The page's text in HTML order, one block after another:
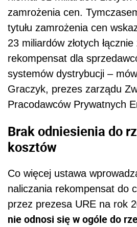
zamrożenia cen.
tytułu zamrożenia cen
23 miliardów złotych łącznie
rekompensat dla
systemów dystrybucji –
Graczyk, prezes zarządu
Pracodawców Prywatnych
Brak odniesienia do
kosztów
Co więcej ustawa
naliczania rekompensat do
przez prezesa URE na rok
nie odnosi się w ogóle do